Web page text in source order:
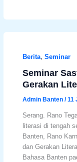
Berita,Seminar
Seminar
Gerakan
Admin Banten/11
Serang. Rano
literasi di tengah
Banten, Rano
dan Gerakan
Bahasa Banten